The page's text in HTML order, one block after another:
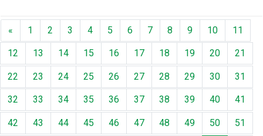
« Předchozí
1 2 3 4 5 6 7 8 9 10 11
12 13 14 15 16 17 18 19 20 21
22 23 24 25 26 27 28 29 30 31
32 33 34 35 36 37 38 39 40 41
42 43 44 45 46 47 48 49 50 51